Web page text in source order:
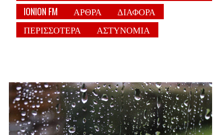
IONION FM
ΑΡΘΡΑ
ΔΙΑΦΟΡΑ
ΠΕΡΙΣΣΟΤΕΡΑ
ΑΣΤΥΝΟΜΙΑ